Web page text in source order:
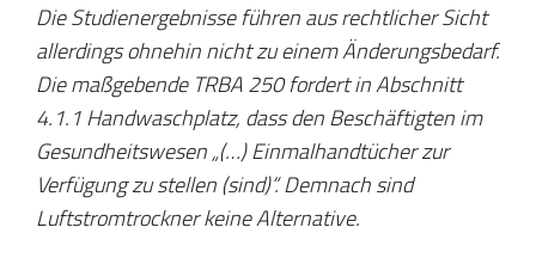
Die Studienergebnisse führen aus rechtlicher Sicht
allerdings ohnehin nicht zu einem Änderungsbedarf.
Die maßgebende TRBA 250 fordert in Abschnitt
4.1.1 Handwaschplatz, dass den Beschäftigten im
Gesundheitswesen „(…) Einmalhandtücher zur
Verfügung zu stellen (sind)“. Demnach sind
Luftstromtrockner keine Alternative.